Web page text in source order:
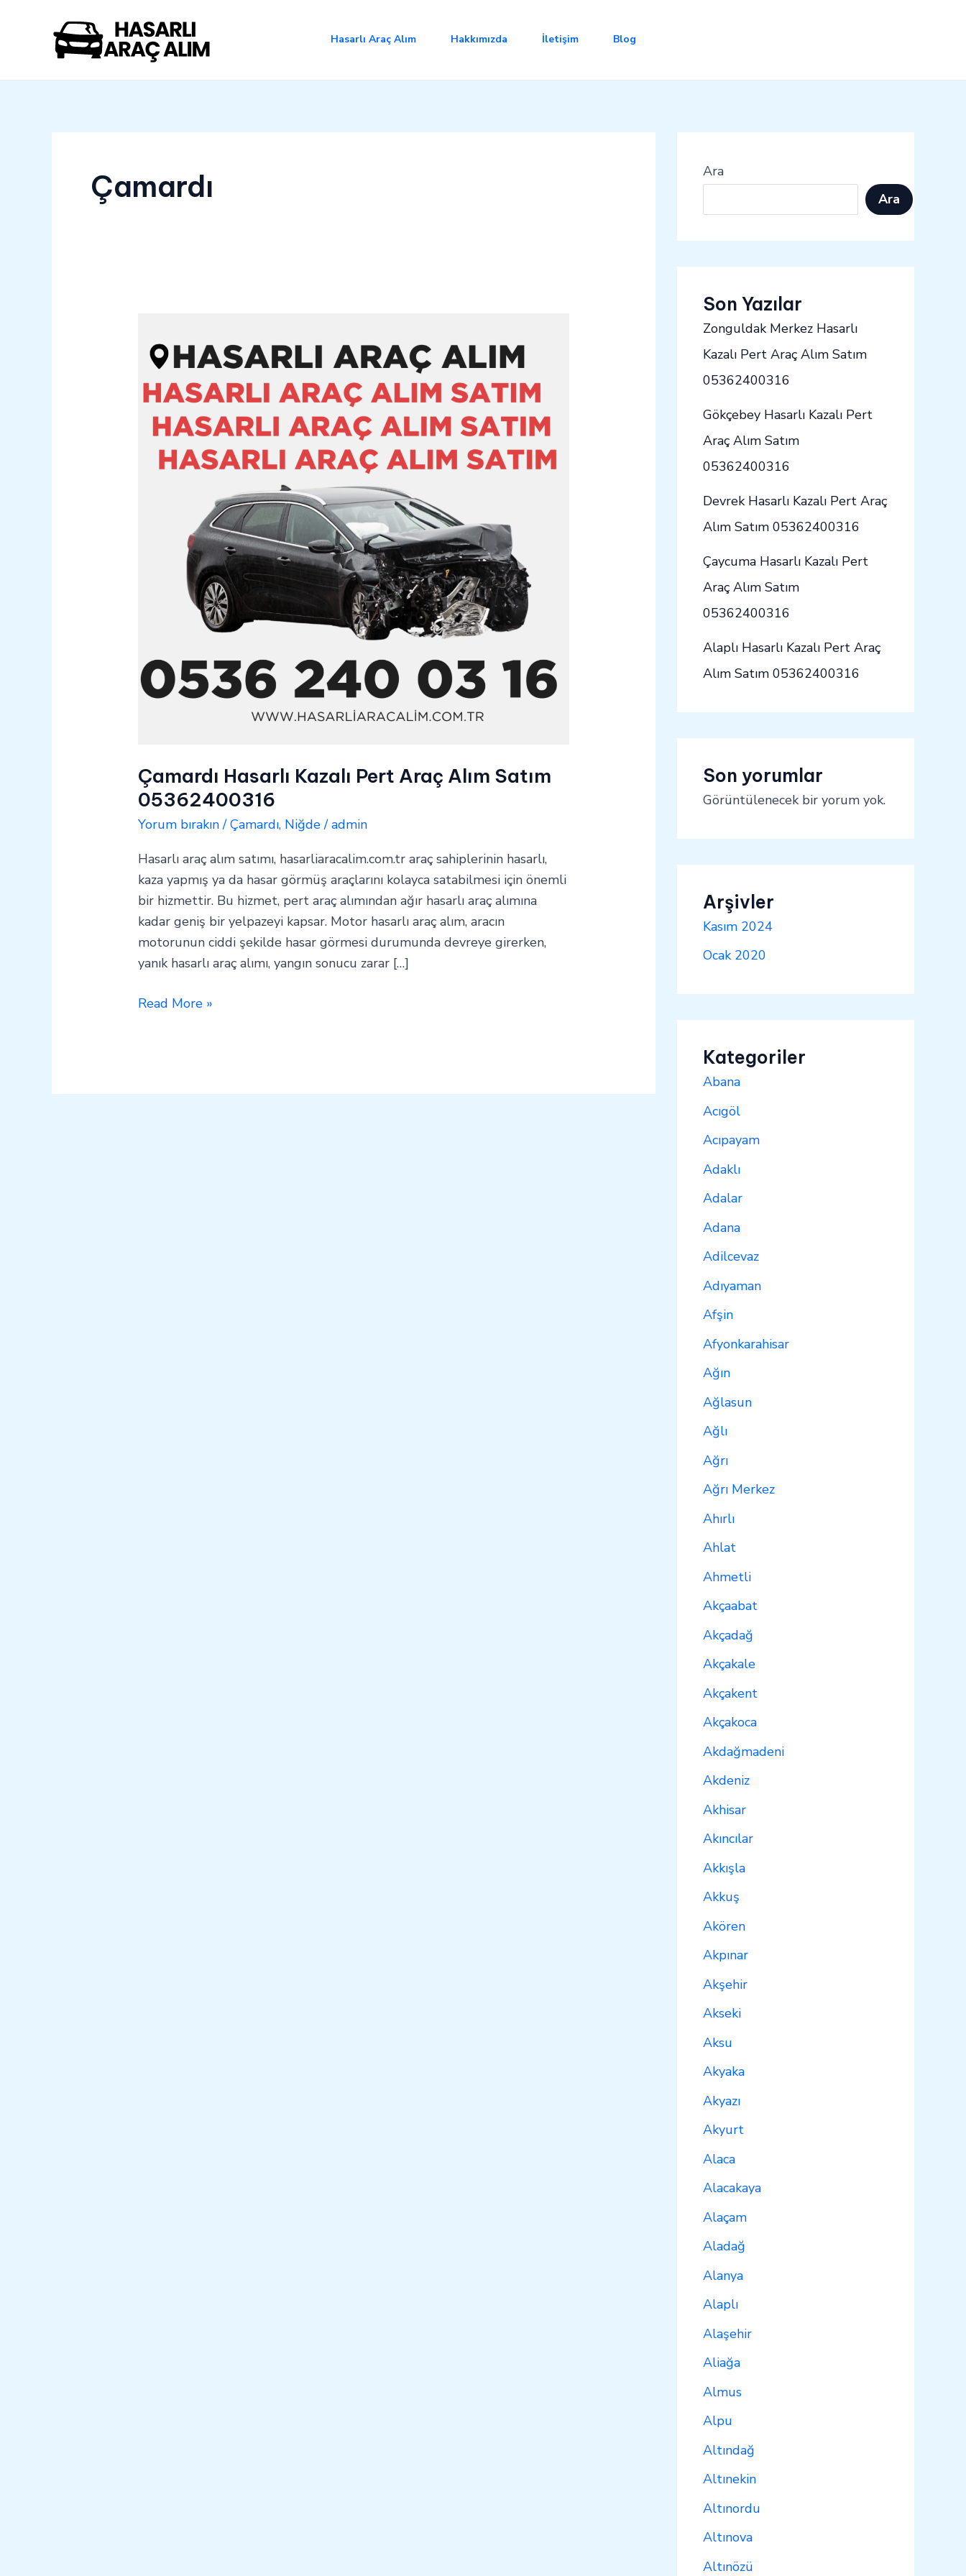
Hasarlı Araç Alım Hakkımızda İletişim Blog
Çamardı
Çamardı Hasarlı Kazalı Pert Araç Alım Satım
05362400316
Yorum bırakın /Çamardı, Niğde/admin
Hasarlı araç alım satımı, hasarliaracalim.com.tr araç sahiplerinin hasarlı,
kaza yapmış ya da hasar görmüş araçlarını kolayca satabilmesi için önemli
bir hizmettir. Bu hizmet, pert araç alımından ağır hasarlı araç alımına
kadar geniş bir yelpazeyi kapsar. Motor hasarlı araç alım, aracın
motorunun ciddi şekilde hasar görmesi durumunda devreye girerken,
yanık hasarlı araç alımı, yangın sonucu zarar […]
Hasarlı
Kazalı
Pert
Araç
Alım
Satım
05362400316
Read More »
Ara
Ara
Son Yazılar
Zonguldak Merkez Hasarlı
Kazalı Pert Araç Alım Satım
05362400316
Gökçebey Hasarlı Kazalı Pert
Araç Alım Satım
05362400316
Devrek Hasarlı Kazalı Pert Araç
Alım Satım 05362400316
Çaycuma Hasarlı Kazalı Pert
Araç Alım Satım
05362400316
Alaplı Hasarlı Kazalı Pert Araç
Alım Satım 05362400316
Son yorumlar
Görüntülenecek bir yorum yok.
Arşivler
Kasım 2024
Ocak 2020
Kategoriler
Abana
Acıgöl
Acıpayam
Adaklı
Adalar
Adana
Adilcevaz
Adıyaman
Afşin
Afyonkarahisar
Ağın
Ağlasun
Ağlı
Ağrı
Ağrı Merkez
Ahırlı
Ahlat
Ahmetli
Akçaabat
Akçadağ
Akçakale
Akçakent
Akçakoca
Akdağmadeni
Akdeniz
Akhisar
Akıncılar
Akkışla
Akkuş
Akören
Akpınar
Akşehir
Akseki
Aksu
Akyaka
Akyazı
Akyurt
Alaca
Alacakaya
Alaçam
Aladağ
Alanya
Alaplı
Alaşehir
Aliağa
Almus
Alpu
Altındağ
Altınekin
Altınordu
Altınova
Altınözü